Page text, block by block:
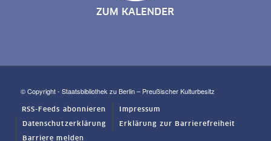
ZUM KALENDER
© Copyright - Staatsbibliothek zu Berlin – Preußischer Kulturbesitz
RSS-Feeds abonnieren Impressum
Datenschutzerklärung Erklärung zur Barrierefreiheit
Barriere melden